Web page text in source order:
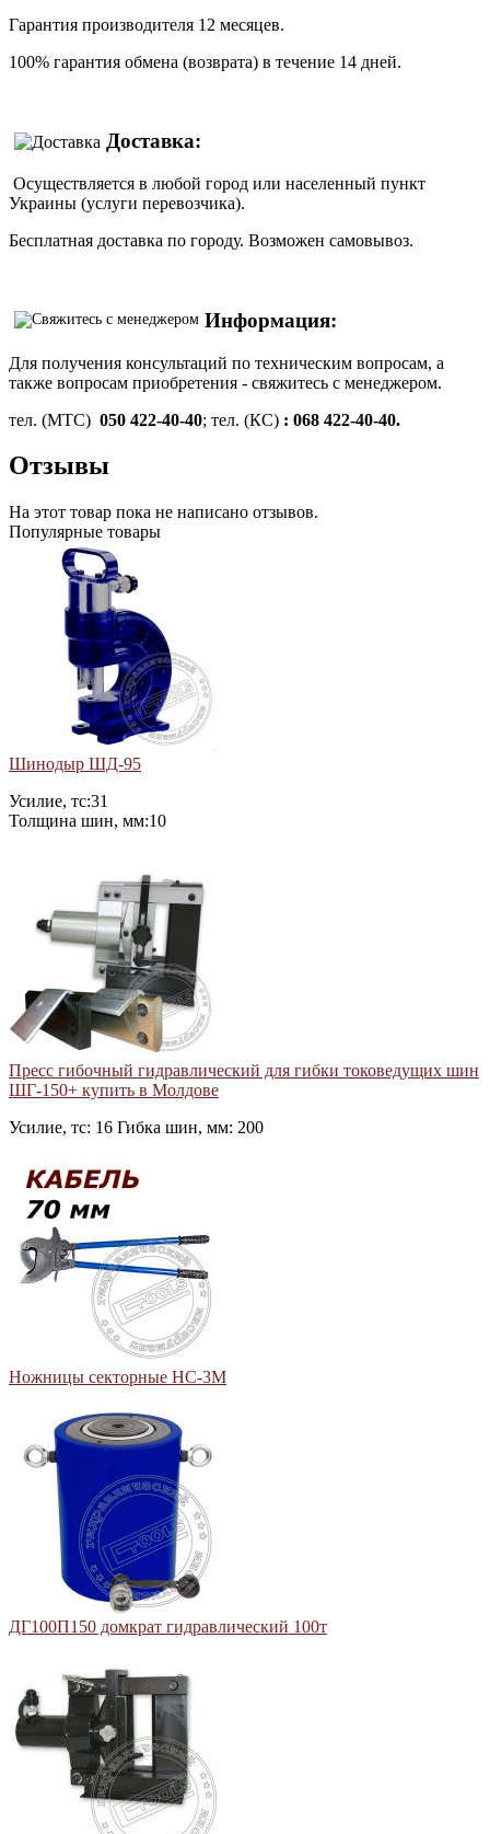
Гарантия производителя 12 месяцев.
100% гарантия обмена (возврата) в течение 14 дней.
Доставка:
Осуществляется в любой город или населенный пункт
Украины (услуги перевозчика).
Бесплатная доставка по городу. Возможен самовывоз.
Информация:
Для получения консультаций по техническим вопросам, а
также вопросам приобретения - свяжитесь с менеджером.
тел. (МТС) 050 422-40-40; тел. (КС) : 068 422-40-40.
Отзывы
На этот товар пока не написано отзывов.
Популярные товары
Шинодыр ШД-95
Усилие, тс:31
Толщина шин, мм:10
Пресс гибочный гидравлический для гибки токоведущих шин
ШГ-150+ купить в Молдове
Усилие, тс: 16 Гибка шин, мм: 200
Ножницы секторные НС-3М
ДГ100П150 домкрат гидравлический 100т